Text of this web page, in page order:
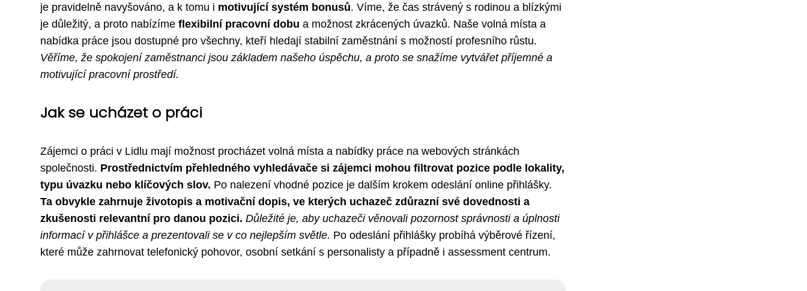
je pravidelně navyšováno, a k tomu i motivující systém bonusů. Víme, že čas strávený s rodinou a blízkými
je důležitý, a proto nabízíme flexibilní pracovní dobu a možnost zkrácených úvazků. Naše volná místa a
nabídka práce jsou dostupné pro všechny, kteří hledají stabilní zaměstnání s možností profesního růstu.
Věříme, že spokojení zaměstnanci jsou základem našeho úspěchu, a proto se snažíme vytvářet příjemné a
motivující pracovní prostředí.
Jak se ucházet o práci
Zájemci o práci v Lidlu mají možnost procházet volná místa a nabídky práce na webových stránkách
společnosti. Prostřednictvím přehledného vyhledávače si zájemci mohou filtrovat pozice podle lokality,
typu úvazku nebo klíčových slov. Po nalezení vhodné pozice je dalším krokem odeslání online přihlášky.
Ta obvykle zahrnuje životopis a motivační dopis, ve kterých uchazeč zdůrazní své dovednosti a
zkušenosti relevantní pro danou pozici. Důležité je, aby uchazeči věnovali pozornost správnosti a úplnosti
informací v přihlášce a prezentovali se v co nejlepším světle. Po odeslání přihlášky probíhá výběrové řízení,
které může zahrnovat telefonický pohovor, osobní setkání s personalisty a případně i assessment centrum.